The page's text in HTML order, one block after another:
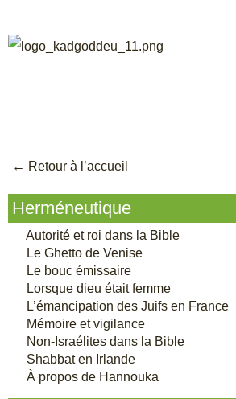
← Retour à l’accueil
Herméneutique
Autorité et roi dans la Bible
Le Ghetto de Venise
Le bouc émissaire
Lorsque dieu était femme
L’émancipation des Juifs en France
Mémoire et vigilance
Non-Israélites dans la Bible
Shabbat en Irlande
À propos de Hannouka